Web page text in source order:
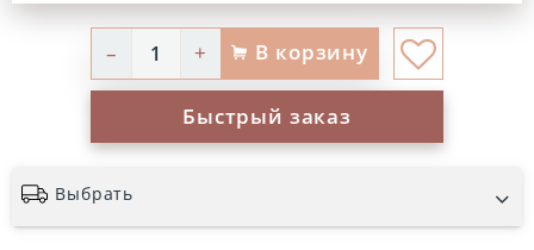
– + В корзину
Быстрый заказ
Выбрать